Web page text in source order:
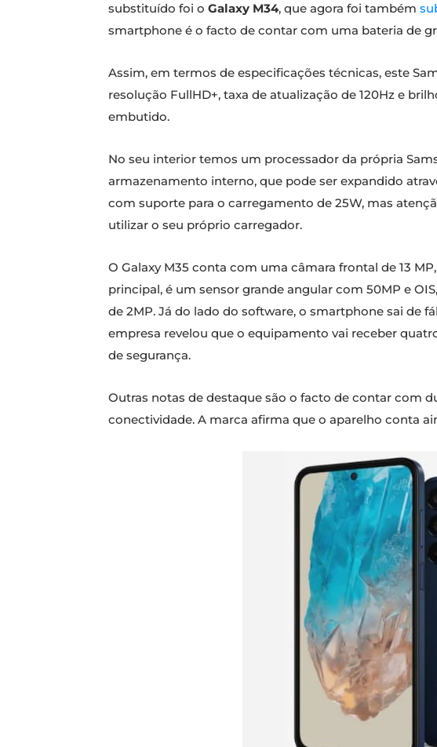
substituído foi o Galaxy M34, que agora foi também
smartphone é o facto de contar com uma bateria de
Assim, em termos de especificações técnicas, este
resolução FullHD+, taxa de atualização de 120Hz e
embutido.
No seu interior temos um processador da própria
armazenamento interno, que pode ser expandido
com suporte para o carregamento de 25W, mas
utilizar o seu próprio carregador.
O Galaxy M35 conta com uma câmara frontal de 13
principal, é um sensor grande angular com 50MP e
de 2MP. Já do lado do software, o smartphone sai de
empresa revelou que o equipamento vai receber
de segurança.
Outras notas de destaque são o facto de contar com
conectividade. A marca afirma que o aparelho conta